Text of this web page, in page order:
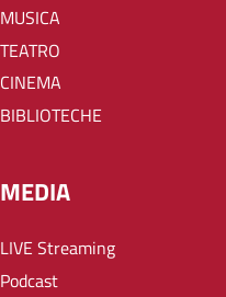
MUSICA
TEATRO
CINEMA
BIBLIOTECHE
MEDIA
LIVE Streaming
Podcast